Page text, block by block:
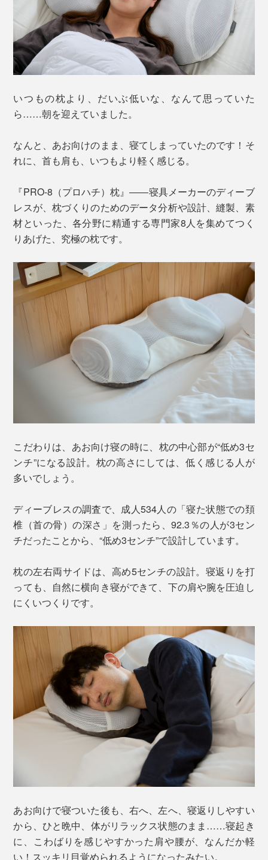
いつもの枕より、だいぶ低いな、なんて思っていた
ら……朝を迎えていました。
なんと、あお向けのまま、寝てしまっていたのです！そ
れに、首も肩も、いつもより軽く感じる。
『PRO-8（プロハチ）枕』――寝具メーカーのディーブ
レスが、枕づくりのためのデータ分析や設計、縫製、素
材といった、各分野に精通する専門家8人を集めてつく
りあげた、究極の枕です。
こだわりは、あお向け寝の時に、枕の中心部が“低め3セ
ンチ”になる設計。枕の高さにしては、低く感じる人が
多いでしょう。
ディーブレスの調査で、成人534人の「寝た状態での頚
椎（首の骨）の深さ」を測ったら、92.3％の人が3セン
チだったことから、“低め3センチ”で設計しています。
枕の左右両サイドは、高め5センチの設計。寝返りを打
っても、自然に横向き寝ができて、下の肩や腕を圧迫し
にくいつくりです。
あお向けで寝ついた後も、右へ、左へ、寝返りしやすい
から、ひと晩中、体がリラックス状態のまま……寝起き
に、こわばりを感じやすかった肩や腰が、なんだか軽
い！スッキリ目覚められるようになったみたい。